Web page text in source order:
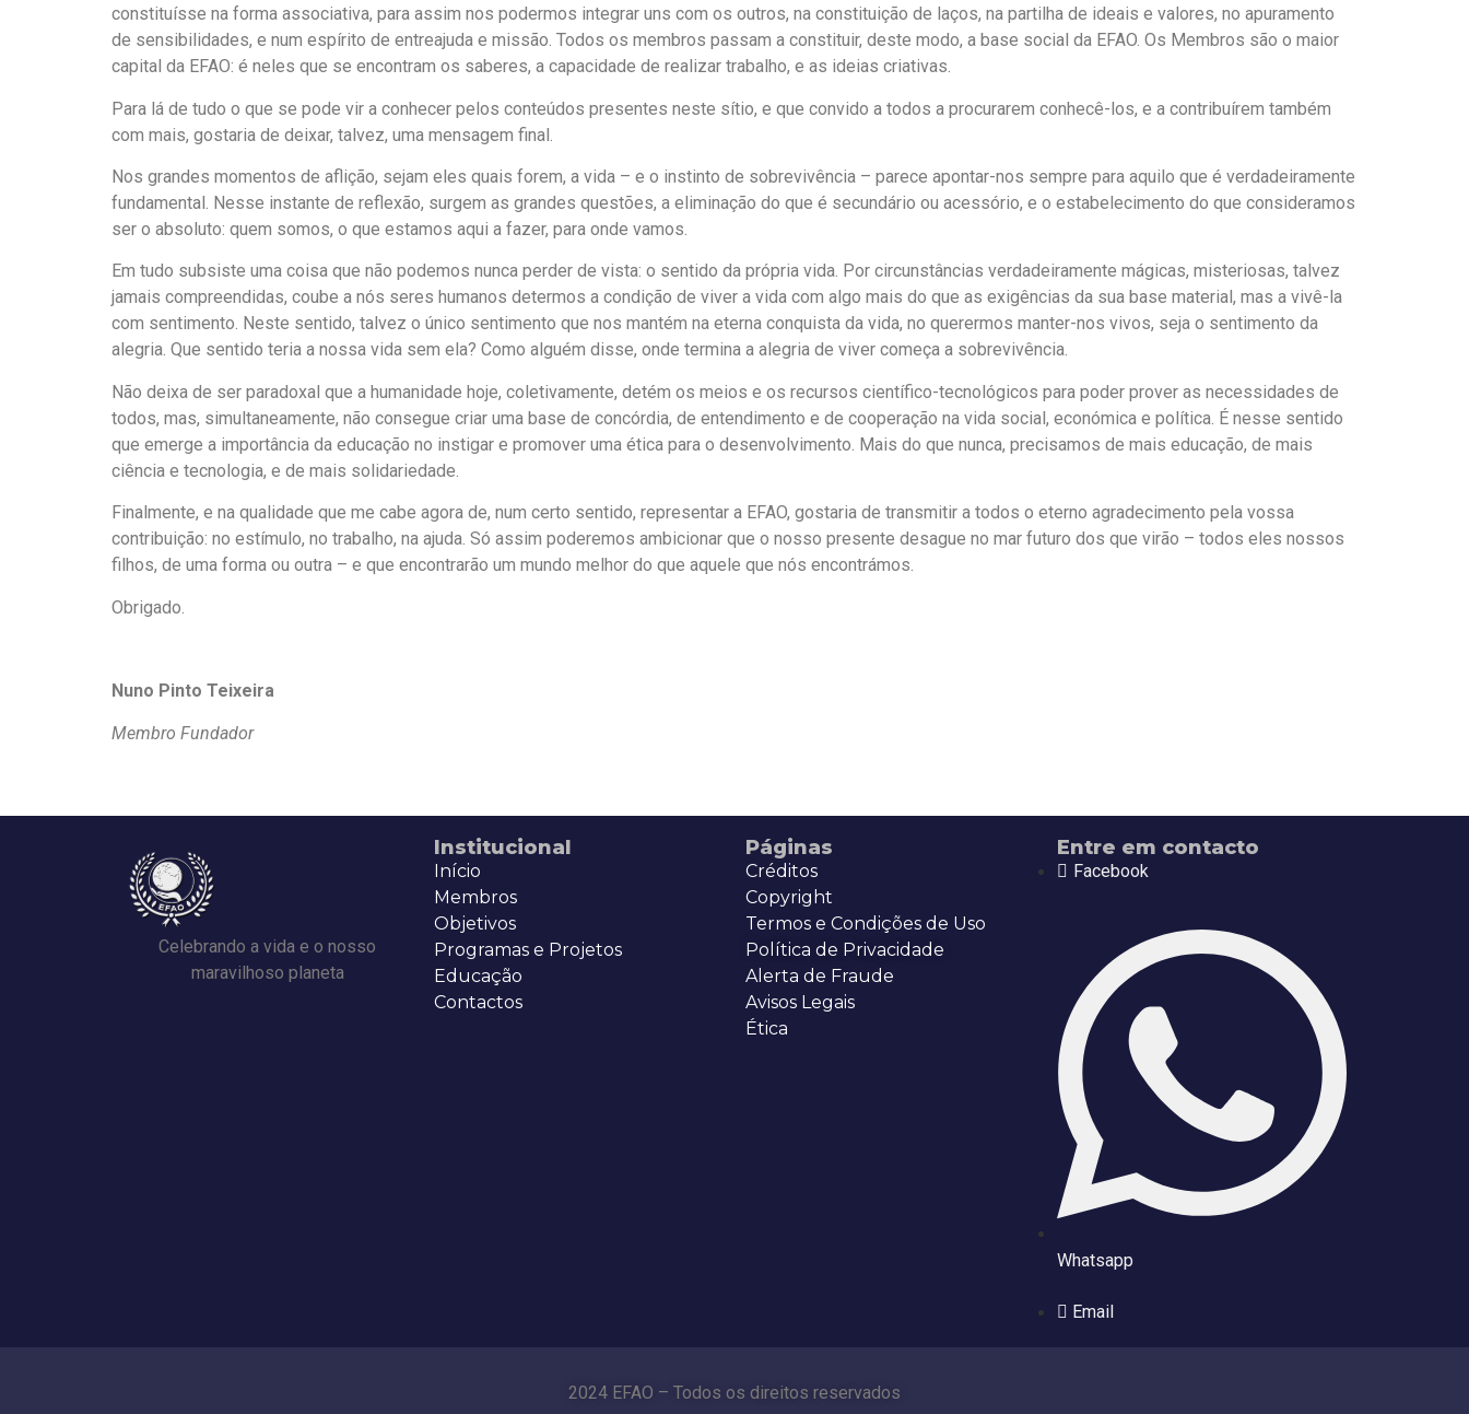
constituísse na forma associativa, para assim nos podermos integrar uns com os outros, na constituição de laços, na partilha de ideais e valores, no apuramento
de sensibilidades, e num espírito de entreajuda e missão. Todos os membros passam a constituir, deste modo, a base social da EFAO. Os Membros são o maior
capital da EFAO: é neles que se encontram os saberes, a capacidade de realizar trabalho, e as ideias criativas.
Para lá de tudo o que se pode vir a conhecer pelos conteúdos presentes neste sítio, e que convido a todos a procurarem conhecê-los, e a contribuírem também
com mais, gostaria de deixar, talvez, uma mensagem final.
Nos grandes momentos de aflição, sejam eles quais forem, a vida – e o instinto de sobrevivência – parece apontar-nos sempre para aquilo que é verdadeiramente
fundamental. Nesse instante de reflexão, surgem as grandes questões, a eliminação do que é secundário ou acessório, e o estabelecimento do que consideramos
ser o absoluto: quem somos, o que estamos aqui a fazer, para onde vamos.
Em tudo subsiste uma coisa que não podemos nunca perder de vista: o sentido da própria vida. Por circunstâncias verdadeiramente mágicas, misteriosas, talvez
jamais compreendidas, coube a nós seres humanos determos a condição de viver a vida com algo mais do que as exigências da sua base material, mas a vivê-la
com sentimento. Neste sentido, talvez o único sentimento que nos mantém na eterna conquista da vida, no querermos manter-nos vivos, seja o sentimento da
alegria. Que sentido teria a nossa vida sem ela? Como alguém disse, onde termina a alegria de viver começa a sobrevivência.
Não deixa de ser paradoxal que a humanidade hoje, coletivamente, detém os meios e os recursos científico-tecnológicos para poder prover as necessidades de
todos, mas, simultaneamente, não consegue criar uma base de concórdia, de entendimento e de cooperação na vida social, económica e política. É nesse sentido
que emerge a importância da educação no instigar e promover uma ética para o desenvolvimento. Mais do que nunca, precisamos de mais educação, de mais
ciência e tecnologia, e de mais solidariedade.
Finalmente, e na qualidade que me cabe agora de, num certo sentido, representar a EFAO, gostaria de transmitir a todos o eterno agradecimento pela vossa
contribuição: no estímulo, no trabalho, na ajuda. Só assim poderemos ambicionar que o nosso presente desague no mar futuro dos que virão – todos eles nossos
filhos, de uma forma ou outra – e que encontrarão um mundo melhor do que aquele que nós encontrámos.
Obrigado.
Nuno Pinto Teixeira
Membro Fundador
Celebrando a vida e o nosso
maravilhoso planeta
Institucional
Início
Membros
Objetivos
Programas e Projetos
Educação
Contactos
Páginas
Créditos
Copyright
Termos e Condições de Uso
Política de Privacidade
Alerta de Fraude
Avisos Legais
Ética
Entre em contacto
Facebook
Whatsapp
Email
2024 EFAO – Todos os direitos reservados